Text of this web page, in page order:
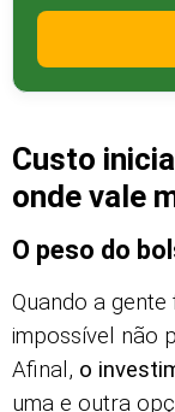
Custo
onde vale
O peso do
Quando a gente
impossível não
Afinal, o
uma e outra